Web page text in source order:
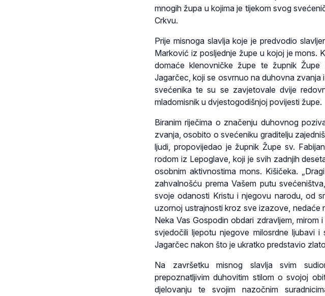
mnogih župa u kojima je tijekom svog
Crkvu.
Prije misnoga slavlja koje je predvodio
Marković iz posljednje župe u kojoj je mons.
domaće klenovničke župe te župnik
Jagarčec, koji se osvrnuo na duhovna
svećenika te su se zavjetovale dvije
mladomisnik u dvjestogodišnjoj povijesti župe.
Biranim riječima o značenju duhovnog
zvanja, osobito o svećeniku graditelju
ljudi, propovijedao je župnik Župe sv.
rodom iz Lepoglave, koji je svih zadnjih
osobnim aktivnostima mons. Kišičeka.
zahvalnošću prema Vašem putu
svoje odanosti Kristu i njegovu narodu, od
uzornoj ustrajnosti kroz sve izazove, nedaće
Neka Vas Gospodin obdari zdravljem,
svjedočili ljepotu njegove milosrdne ljubavi
Jagarčec nakon što je ukratko predstavio
Na završetku misnog slavlja svim
prepoznatljivim duhovitim stilom o svojoj
djelovanju te svojim nazočnim